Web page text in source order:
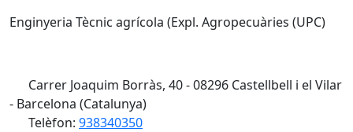
Enginyeria Tècnic agrícola (Expl. Agropecuàries (UPC)
Carrer Joaquim Borràs, 40 - 08296 Castellbell i el Vilar
- Barcelona (Catalunya)
Telèfon: 938340350